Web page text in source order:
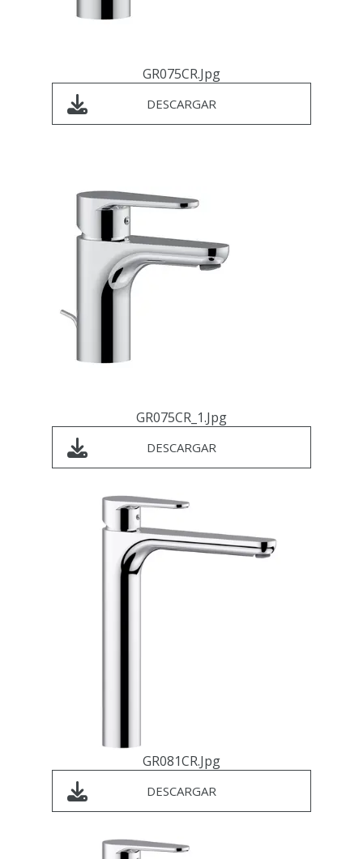
GR075CR.jpg
DESCARGAR
GR075CR_1.jpg
DESCARGAR
GR081CR.jpg
DESCARGAR